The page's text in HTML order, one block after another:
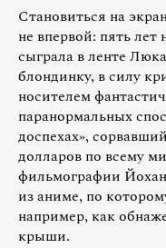
Становиться на
не впервой: пять лет
сыграла в ленте
блондинку, в силу
носителем
паранормальных
доспехах»,
долларов по всему
фильмографии
из аниме, по
например, как
крыши.